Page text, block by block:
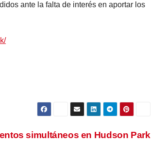
ante la falta de interés en aportar los
simultáneos en Hudson Park